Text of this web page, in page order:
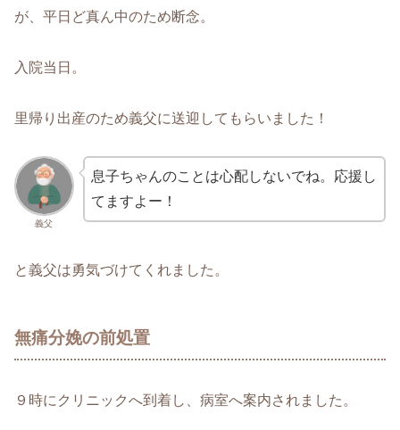
が、平日ど真ん中のため断念。
入院当日。
里帰り出産のため義父に送迎してもらいました！
義父
息子ちゃんのことは心配しないでね。応援し
てますよー！
と義父は勇気づけてくれました。
無痛分娩の前処置
９時にクリニックへ到着し、病室へ案内されました。